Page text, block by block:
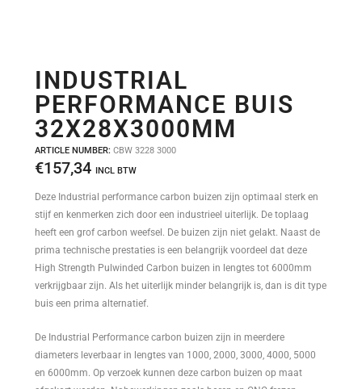
INDUSTRIAL
PERFORMANCE BUIS
32X28X3000MM
ARTICLE NUMBER: CBW 3228 3000
€157,34 INCL BTW
Deze Industrial performance carbon buizen zijn optimaal sterk en
stijf en kenmerken zich door een industrieel uiterlijk. De toplaag
heeft een grof carbon weefsel. De buizen zijn niet gelakt. Naast de
prima technische prestaties is een belangrijk voordeel dat deze
High Strength Pulwinded Carbon buizen in lengtes tot 6000mm
verkrijgbaar zijn. Als het uiterlijk minder belangrijk is, dan is dit type
buis een prima alternatief.
De Industrial Performance carbon buizen zijn in meerdere
diameters leverbaar in lengtes van 1000, 2000, 3000, 4000, 5000
en 6000mm. Op verzoek kunnen deze carbon buizen op maat